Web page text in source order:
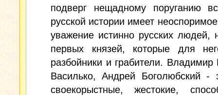
подверг нещадному поруганию
русской истории имеет
уважение истинно русских людей,
первых князей, которые для
разбойники и грабители.
Василько, Андрей Боголюбский -
своекорыстные, жестокие,